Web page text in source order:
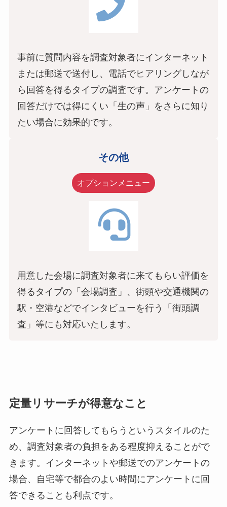
事前に質問内容を調査対象者にインターネット
または郵送で送付し、電話でヒアリングしなが
ら回答を得るタイプの調査です。アンケートの
回答だけでは得にくい「生の声」をさらに知り
たい場合に効果的です。
その他
オプションメニュー
用意した会場に調査対象者に来てもらい評価を
得るタイプの「会場調査」、街頭や交通機関の
駅・空港などでインタビューを行う「街頭調
査」等にも対応いたします。
定量リサーチが得意なこと
アンケートに回答してもらうというスタイルのた
め、調査対象者の負担をある程度抑えることがで
きます。インターネットや郵送でのアンケートの
場合、自宅等で都合のよい時間にアンケートに回
答できることも利点です。